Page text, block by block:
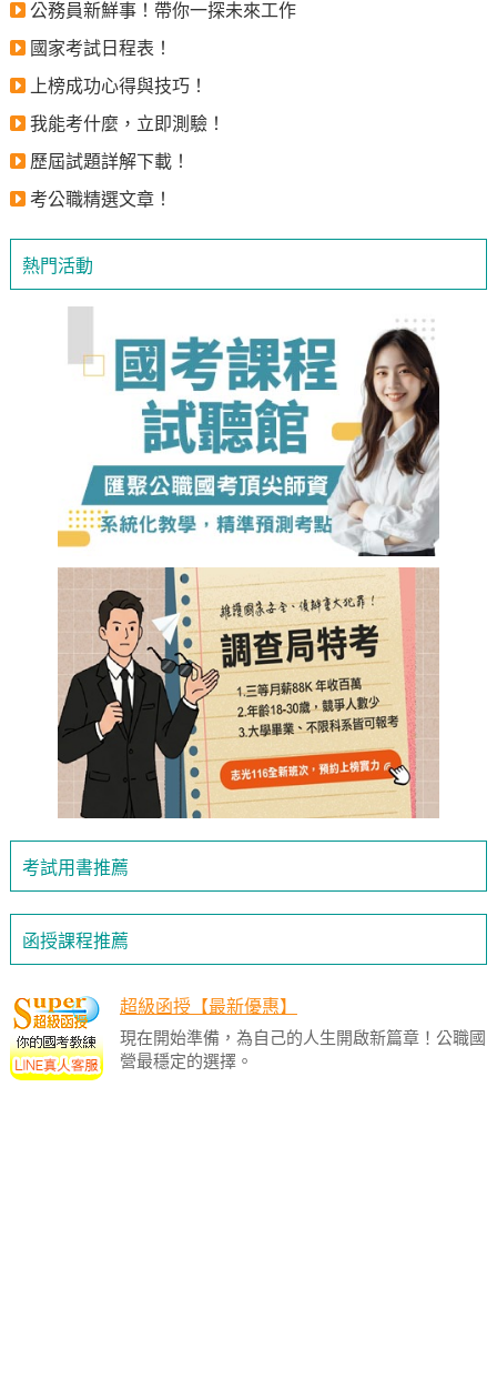
公務員新鮮事！帶你一探未來工作
國家考試日程表！
上榜成功心得與技巧！
我能考什麼，立即測驗！
歷屆試題詳解下載！
考公職精選文章！
熱門活動
考試用書推薦
函授課程推薦
超級函授【最新優惠】
現在開始準備，為自己的人生開啟新篇章！公職國
營最穩定的選擇。